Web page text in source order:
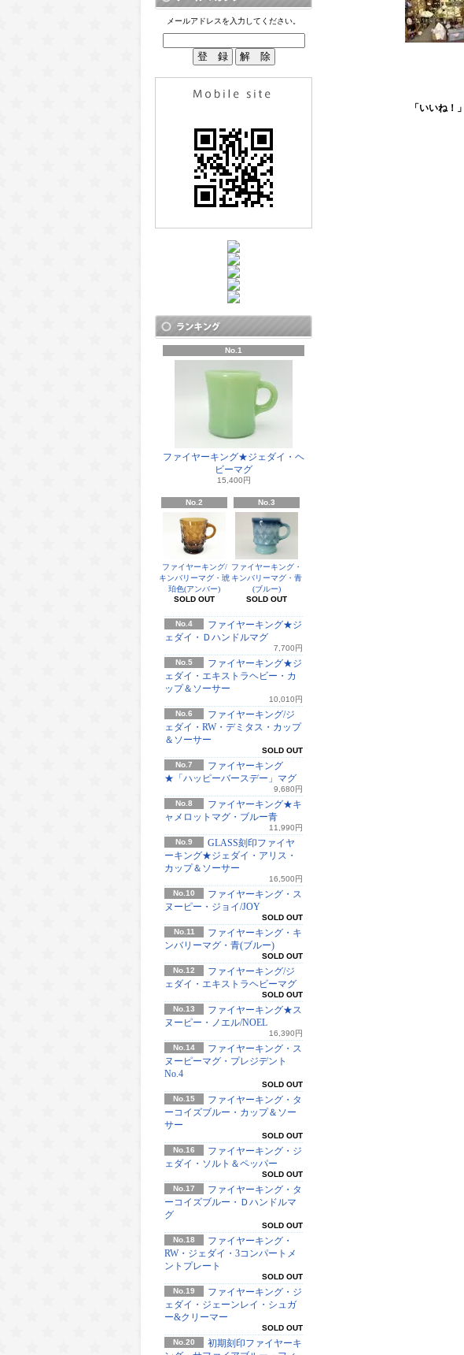
メールアドレスを入力してください。
No.1
ファイヤーキング★ジェダイ・ヘ
ビーマグ
15,400円
No.2
ファイヤーキング/
キンバリーマグ・琥
珀色(アンバー)
SOLD OUT
No.3
ファイヤーキング・
キンバリーマグ・青
(ブルー)
SOLD OUT
No.4
ファイヤーキング★ジ
ェダイ・Ｄハンドルマグ
7,700円
No.5
ファイヤーキング★ジ
ェダイ・エキストラヘビー・カ
ップ＆ソーサー
10,010円
No.6
ファイヤーキング/ジ
ェダイ・RW・デミタス・カップ
＆ソーサー
SOLD OUT
No.7
ファイヤーキング
★「ハッピーバースデー」マグ
9,680円
No.8
ファイヤーキング★キ
ャメロットマグ・ブルー青
11,990円
No.9
GLASS刻印ファイヤ
ーキング★ジェダイ・アリス・
カップ＆ソーサー
16,500円
No.10
ファイヤーキング・ス
ヌーピー・ジョイ/JOY
SOLD OUT
No.11
ファイヤーキング・キ
ンバリーマグ・青(ブルー)
SOLD OUT
No.12
ファイヤーキング/ジ
ェダイ・エキストラヘビーマグ
SOLD OUT
No.13
ファイヤーキング★ス
ヌーピー・ノエル/NOEL
16,390円
No.14
ファイヤーキング・ス
ヌーピーマグ・プレジデント
No.4
SOLD OUT
No.15
ファイヤーキング・タ
ーコイズブルー・カップ＆ソー
サー
SOLD OUT
No.16
ファイヤーキング・ジ
ェダイ・ソルト＆ペッパー
SOLD OUT
No.17
ファイヤーキング・タ
ーコイズブルー・Ｄハンドルマ
グ
SOLD OUT
No.18
ファイヤーキング・
RW・ジェダイ・3コンパートメ
ントプレート
SOLD OUT
No.19
ファイヤーキング・ジ
ェダイ・ジェーンレイ・シュガ
ー&クリーマー
SOLD OUT
No.20
初期刻印ファイヤーキ
「いいね